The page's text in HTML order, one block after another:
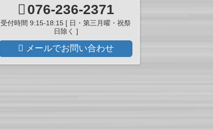
076-236-2371
受付時間 9:15-18:15 [ 日・第三月曜・祝祭
日除く ]
メールでお問い合わせ